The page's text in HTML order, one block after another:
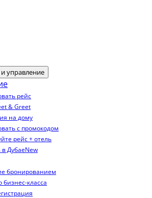
управление
рейс
& Greet
на дому
с промокодом
рейс + отель
в ДубаеNew
бронированием
бизнес-класса